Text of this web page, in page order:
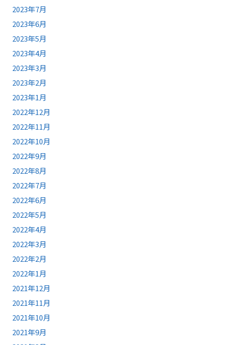
2023年7月
2023年6月
2023年5月
2023年4月
2023年3月
2023年2月
2023年1月
2022年12月
2022年11月
2022年10月
2022年9月
2022年8月
2022年7月
2022年6月
2022年5月
2022年4月
2022年3月
2022年2月
2022年1月
2021年12月
2021年11月
2021年10月
2021年9月